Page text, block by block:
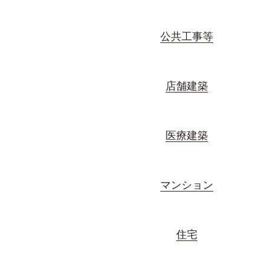
公共工事等
店舗建築
医療建築
マンション
住宅